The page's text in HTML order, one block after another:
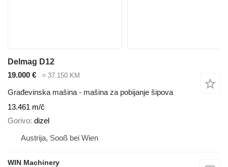
Delmag D12
19.000 €
≈ 37.150 KM
Građevinska mašina - mašina za pobijanje šipova
13.461 m/č
Gorivo dizel
Austrija, Sooß bei Wien
WIN Machinery